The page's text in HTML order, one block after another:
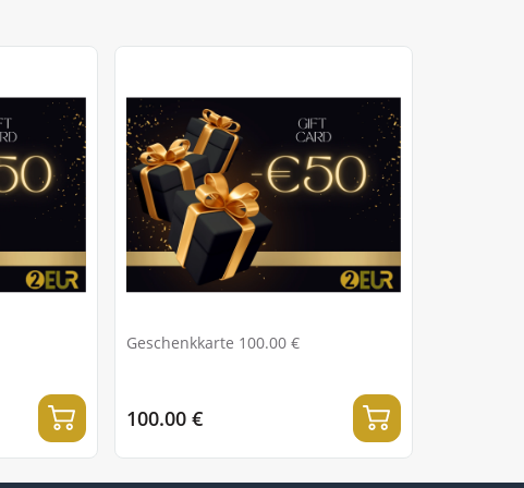
Geschenkkarte 100.00 €
100.00 €